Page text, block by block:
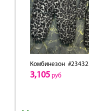
Комбинезон
3,105 руб